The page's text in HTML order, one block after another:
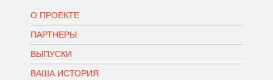
О ПРОЕКТЕ
ПАРТНЕРЫ
ВЫПУСКИ
ВАША ИСТОРИЯ